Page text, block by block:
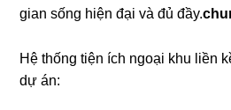
gian sống hiện đại và đủ đầy.
Hệ thống tiện ích ngoại khu liền
dự án: